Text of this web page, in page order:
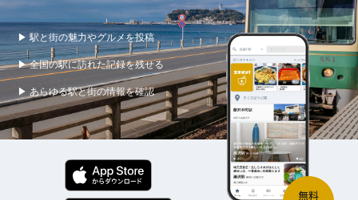
▶ 駅と街の魅力やグルメを投稿
▶ 全国の駅に訪れた記録を残せる
▶ あらゆる駅と街の情報を確認